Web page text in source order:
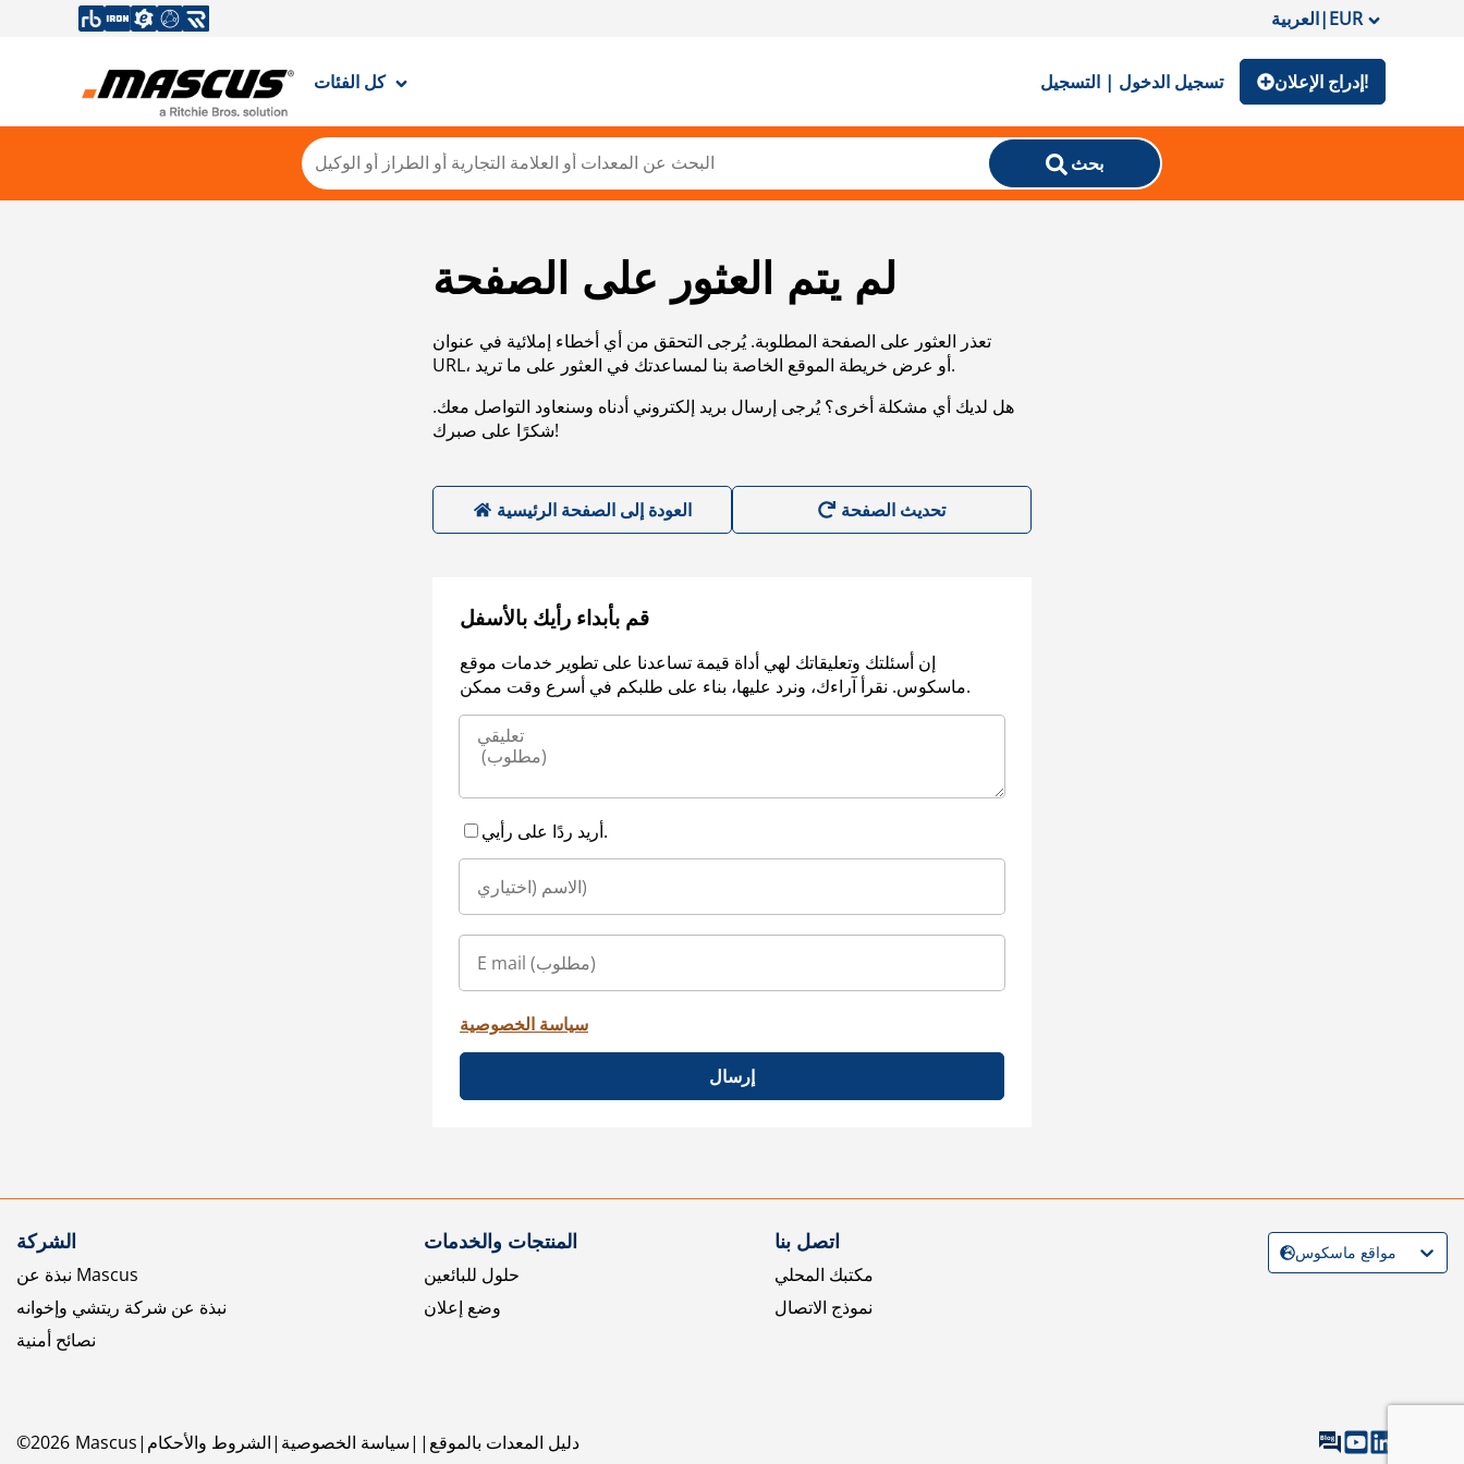
العربية|EUR
كل الفئات تسجيل الدخول | التسجيل إدراج الإعلان!
بحث
لم يتم العثور على الصفحة
تعذر العثور على الصفحة المطلوبة. يُرجى التحقق من أي أخطاء إملائية في عنوان
URL، أو عرض خريطة الموقع الخاصة بنا لمساعدتك في العثور على ما تريد.
هل لديك أي مشكلة أخرى؟ يُرجى إرسال بريد إلكتروني أدناه وسنعاود التواصل معك.
شكرًا على صبرك!
العودة إلى الصفحة الرئيسية
قم بأبداء رأيك بالأسفل
إن أسئلتك وتعليقاتك لهي أداة قيمة تساعدنا على تطوير خدمات موقع
ماسكوس. نقرأ آراءك، ونرد عليها، بناء على طلبكم في أسرع وقت ممكن.
أريد ردًا على رأيي.
سياسة الخصوصية
إرسال
الشركة
نبذة عن Mascus
نبذة عن شركة ريتشي وإخوانه
نصائح أمنية
المنتجات والخدمات
حلول للبائعين
وضع إعلان
اتصل بنا
مكتبك المحلي
نموذج الاتصال
©2026 Mascus الشروط والأحكام سياسة الخصوصية دليل المعدات بالموقع
مواقع ماسكوس